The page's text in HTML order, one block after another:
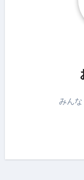
みんな